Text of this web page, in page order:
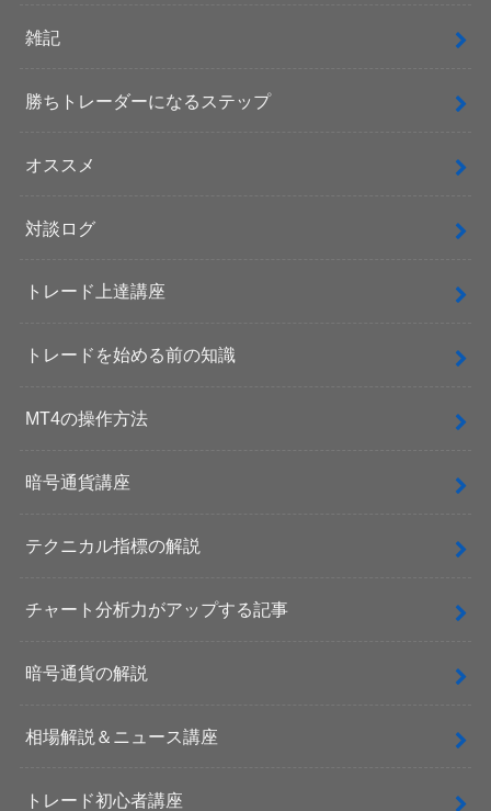
雑記
勝ちトレーダーになるステップ
オススメ
対談ログ
トレード上達講座
トレードを始める前の知識
MT4の操作方法
暗号通貨講座
テクニカル指標の解説
チャート分析力がアップする記事
暗号通貨の解説
相場解説＆ニュース講座
トレード初心者講座